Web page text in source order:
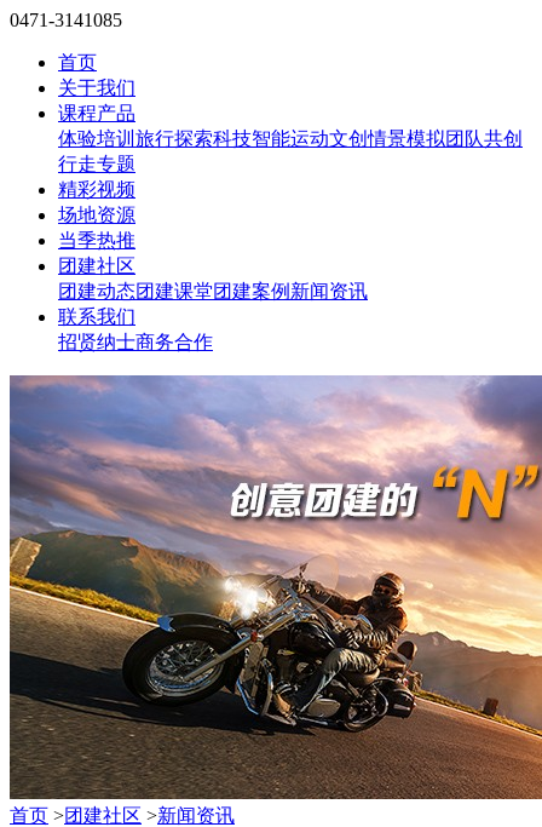
0471-3141085
首页
关于我们
课程产品
体验培训 旅行探索科技智能运动文创情景模拟团队共创
行走专题
精彩视频
场地资源
当季热推
团建社区
团建动态团建课堂团建案例 新闻资讯
联系我们
招贤纳士商务合作
首页 >团建社区 >新闻资讯